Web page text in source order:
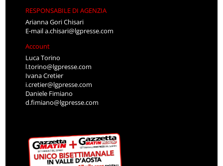
RESPONSABILE DI AGENZIA
Arianna Gori Chisari
E-maila.chisari@lgpresse.com
Account
Luca Torino
l.torino@lgpresse.com
Ivana Cretier
i.cretier@lgpresse.com
Daniele Fimiano
d.fimiano@lgpresse.com